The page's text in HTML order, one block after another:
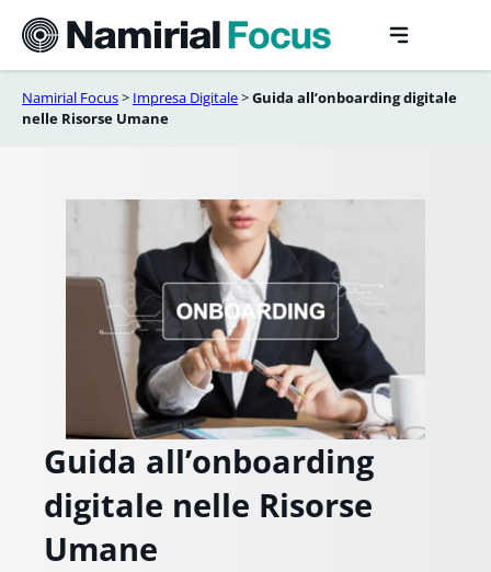
contenuto
Namirial Focus> Impresa Digitale>Guida all’onboarding digitale
nelle Risorse Umane
Guida all’onboarding
digitale nelle Risorse
Umane